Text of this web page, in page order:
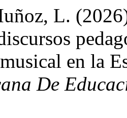
L.
en la
De